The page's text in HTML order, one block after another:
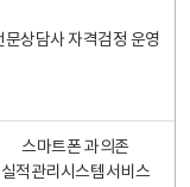
문상담사 자격검정 운영
스마트폰 과의존
실적관리시스템서비스